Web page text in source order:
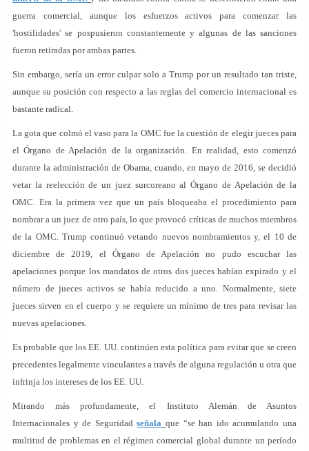
guerra comercial, aunque los esfuerzos activos para comenzar las
'hostilidades' se pospusieron constantemente y algunas de las sanciones
fueron retiradas por ambas partes.
Sin embargo, sería un error culpar solo a Trump por un resultado tan triste,
aunque su posición con respecto a las reglas del comercio internacional es
bastante radical.
La gota que colmó el vaso para la OMC fue la cuestión de elegir jueces para
el Órgano de Apelación de la organización. En realidad, esto comenzó
durante la administración de Obama, cuando, en mayo de 2016, se decidió
vetar la reelección de un juez surcoreano al Órgano de Apelación de la
OMC. Era la primera vez que un país bloqueaba el procedimiento para
nombrar a un juez de otro país, lo que provocó críticas de muchos miembros
de la OMC. Trump continuó vetando nuevos nombramientos y, el 10 de
diciembre de 2019, el Órgano de Apelación no pudo escuchar las
apelaciones porque los mandatos de otros dos jueces habían expirado y el
número de jueces activos se había reducido a uno. Normalmente, siete
jueces sirven en el cuerpo y se requiere un mínimo de tres para revisar las
nuevas apelaciones.
Es probable que los EE. UU. continúen esta política para evitar que se creen
precedentes legalmente vinculantes a través de alguna regulación u otra que
infrinja los intereses de los EE. UU.
Mirando más profundamente, el Instituto Alemán de Asuntos
Internacionales y de Seguridadseñala que “se han ido acumulando una
multitud de problemas en el régimen comercial global durante un período